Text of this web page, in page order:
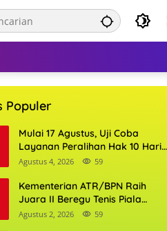
Populer
Mulai 17 Agustus, Uji Coba
Layanan Peralihan Hak 10 Hari
di 15 Kantor Pertanahan
Agustus 4, 2026 59
Kementerian ATR/BPN Raih
Juara II Beregu Tenis Piala
Gubernur DKI Jakarta 2026
Agustus 2, 2026 59